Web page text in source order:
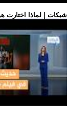
.. شبكات | لماذا اختارت